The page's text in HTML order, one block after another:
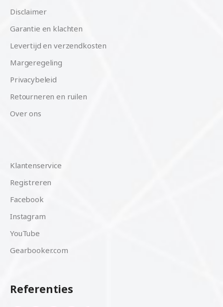
Disclaimer
Garantie en klachten
Levertijd en verzendkosten
Margeregeling
Privacybeleid
Retourneren en ruilen
Over ons
Klantenservice
Registreren
Facebook
Instagram
YouTube
Gearbooker.com
Referenties